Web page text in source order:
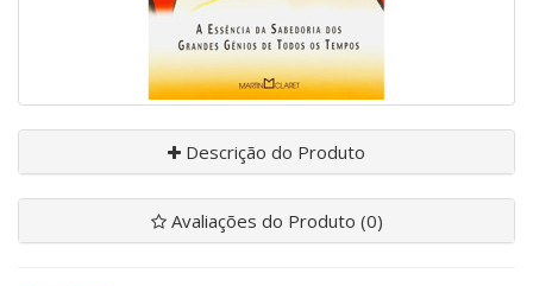
Descrição do Produto
Avaliações do Produto (0)